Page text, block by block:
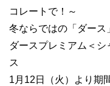
コレートで！～
冬ならではの「ダース
ダースプレミアム＜
ス
1月12日（火）より期